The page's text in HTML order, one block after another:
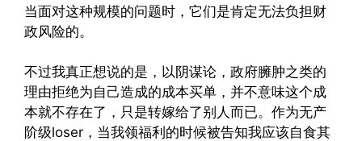
当面对这种规模的问题时，它们是肯定无法负担财
政风险的。
不过我真正想说的是，以阴谋论，政府臃肿之类的
理由拒绝为自己造成的成本买单，并不意味这个成
本就不存在了，只是转嫁给了别人而已。作为无产
阶级loser，当我领福利的时候被告知我应该自食其